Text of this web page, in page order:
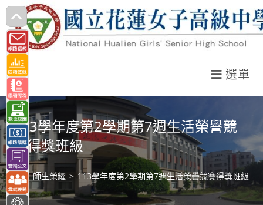
跳
轉
至
主
要
內
容
選單
113學年度第2學期第7週生活榮譽競
賽得獎班級
> 師生榮耀 > 113學年度第2學期第7週生活榮譽競賽得獎班級